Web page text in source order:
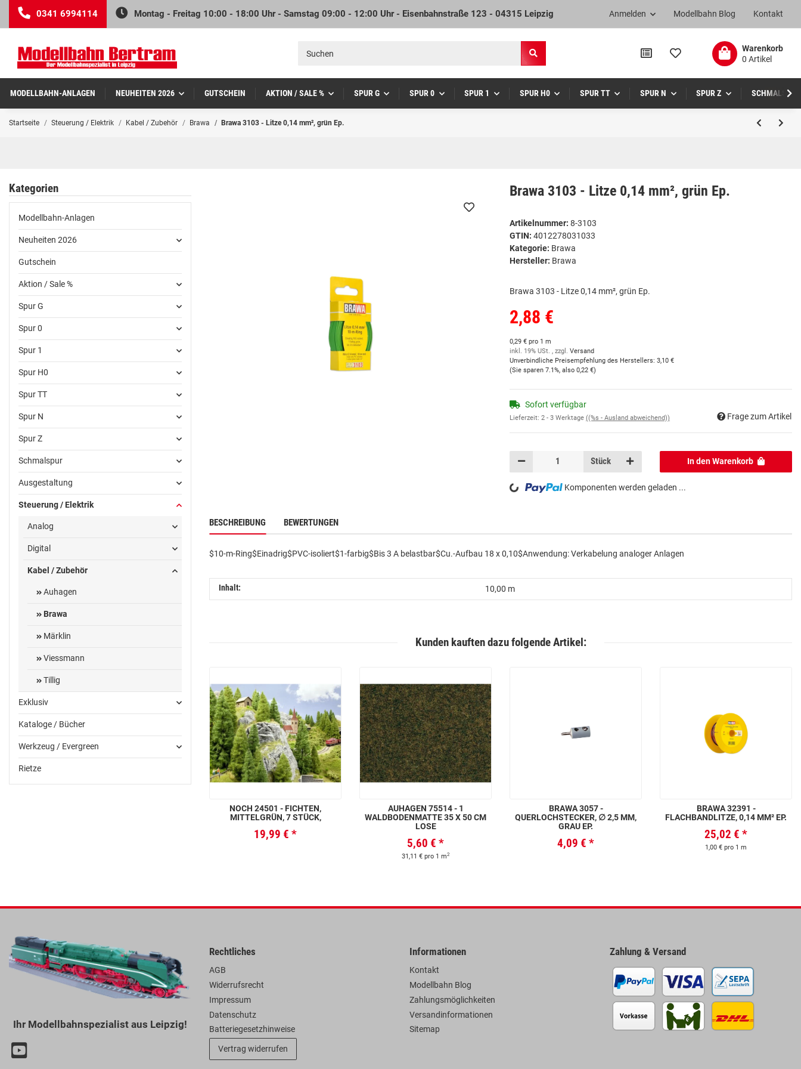
0341 6994114 Montag - Freitag 10:00 - 18:00 Uhr - Samstag 09:00 - 12:00 Uhr - Eisenbahnstraße 123 - 04315 Leipzig Kontakt
Modellbahn Blog
Anmelden
Warenkorb
0 Artikel
MODELLBAHN-ANLAGEN NEUHEITEN 2026 GUTSCHEIN AKTION / SALE % SPUR G SPUR 0 SPUR 1 SPUR H0 SPUR TT SPUR N SPUR Z SCHMALSPUR
Startseite Steuerung / Elektrik Kabel / Zubehör Brawa Brawa 3103 - Litze 0,14 mm², grün Ep.
Brawa 3103 - Litze 0,14 mm², grün Ep.
Artikelnummer: 8-3103
GTIN: 4012278031033
Kategorie: Brawa
Hersteller: Brawa
Brawa 3103 - Litze 0,14 mm², grün Ep.
2,88 €
0,29 € pro 1 m
inkl. 19% USt. , zzgl. Versand
Unverbindliche Preisempfehlung des Herstellers: 3,10 €
(Sie sparen 7.1%, also 0,22 €)
Sofort verfügbar
Lieferzeit: 2 - 3 Werktage ((%s - Ausland abweichend)) Frage zum Artikel
Stück In den Warenkorb
Loading... Komponenten werden geladen ...
BESCHREIBUNG BEWERTUNGEN
$10-m-Ring$Einadrig$PVC-isoliert$1-farbig$Bis 3 A belastbar$Cu.-Aufbau 18 x 0,10$Anwendung: Verkabelung analoger Anlagen
Inhalt: 10,00 m
Kunden kauften dazu folgende Artikel:
NOCH 24501 - FICHTEN,
MITTELGRÜN, 7 STÜCK,
19,99 € *
AUHAGEN 75514 - 1
WALDBODENMATTE 35 X 50 CM
LOSE
5,60 € *
31,11 € pro 1 m2
BRAWA 3057 -
QUERLOCHSTECKER, ∅ 2,5 MM,
GRAU EP.
4,09 € *
BRAWA 32391 -
FLACHBANDLITZE, 0,14 MM² EP.
25,02 € *
1,00 € pro 1 m
Kategorien
Modellbahn-Anlagen
Neuheiten 2026
Gutschein
Aktion / Sale %
Spur G
Spur 0
Spur 1
Spur H0
Spur TT
Spur N
Spur Z
Schmalspur
Ausgestaltung
Steuerung / Elektrik
Analog
Digital
Kabel / Zubehör
Auhagen
Brawa
Märklin
Viessmann
Tillig
Exklusiv
Kataloge / Bücher
Werkzeug / Evergreen
Rietze
Ihr Modellbahnspezialist aus Leipzig!
Rechtliches
AGB
Widerrufsrecht
Impressum
Datenschutz
Batteriegesetzhinweise
Vertrag widerrufen
Informationen
Kontakt
Modellbahn Blog
Zahlungsmöglichkeiten
Versandinformationen
Sitemap
Zahlung & Versand